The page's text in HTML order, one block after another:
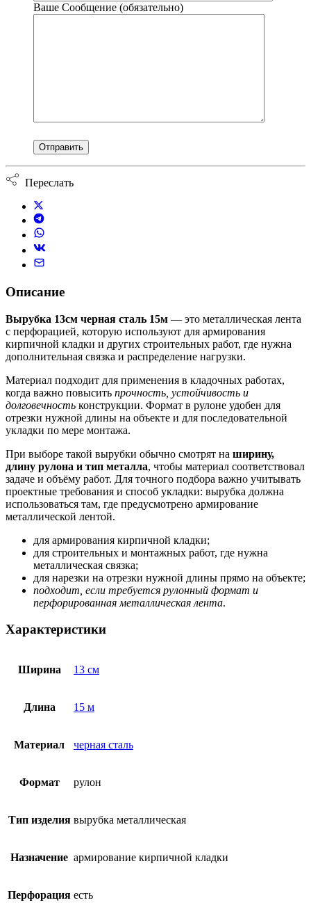
Ваше Сообщение (обязательно)
Переслать
Описание
Вырубка 13см черная сталь 15м — это металлическая лента
с перфорацией, которую используют для армирования
кирпичной кладки и других строительных работ, где нужна
дополнительная связка и распределение нагрузки.
Материал подходит для применения в кладочных работах,
когда важно повысить прочность, устойчивость и
долговечность конструкции. Формат в рулоне удобен для
отрезки нужной длины на объекте и для последовательной
укладки по мере монтажа.
При выборе такой вырубки обычно смотрят на ширину,
длину рулона и тип металла, чтобы материал соответствовал
задаче и объёму работ. Для точного подбора важно учитывать
проектные требования и способ укладки: вырубка должна
использоваться там, где предусмотрено армирование
металлической лентой.
для армирования кирпичной кладки;
для строительных и монтажных работ, где нужна
металлическая связка;
для нарезки на отрезки нужной длины прямо на объекте;
подходит, если требуется рулонный формат и
перфорированная металлическая лента.
Характеристики
Ширина 13 см
Длина 15 м
Материал черная сталь
Формат рулон
Тип изделия вырубка металлическая
Назначение армирование кирпичной кладки
Перфорация есть